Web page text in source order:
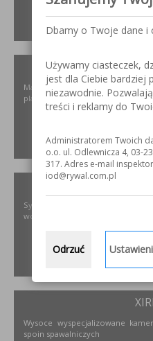
Materiały i urządzenia do
plastyfikujące oraz obróbka CNC.
Systemy transportu
wciągników oraz wiele innych.
Wysoce wyspecjalizowane
spoin spawalniczych
Dbamy o Twoje dane i
Używamy ciasteczek,
jest dla Ciebie bardziej
niezawodnie.
treści i reklamy do
Administratorem Twoich
o.o. ul. Odlewnicza 4, 03-
317. Adres e-mail
iod@rywal.com.pl
Odrzuć